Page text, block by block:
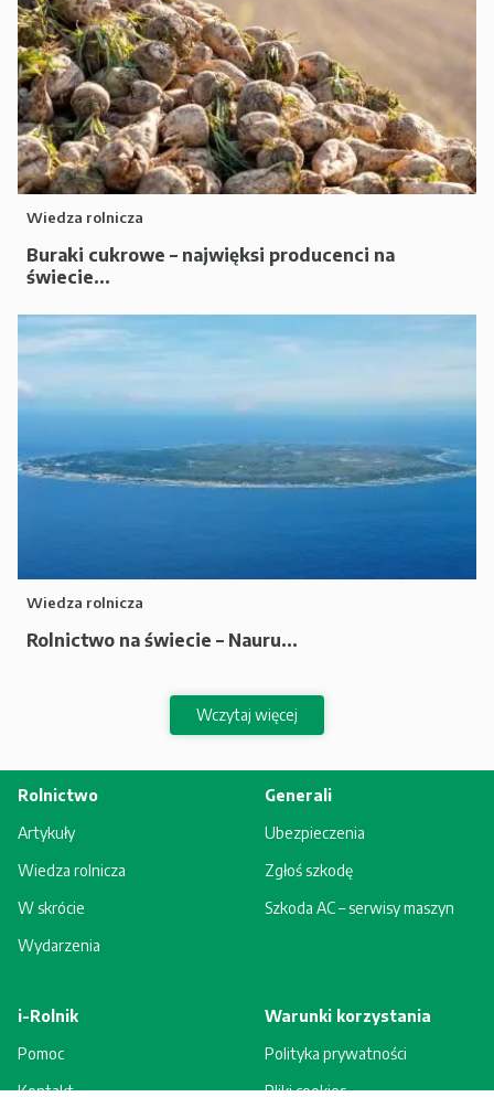
Wiedza rolnicza
Buraki cukrowe – najwięksi producenci na
świecie...
Wiedza rolnicza
Rolnictwo na świecie – Nauru...
Wczytaj więcej
Rolnictwo
Artykuły
Wiedza rolnicza
W skrócie
Wydarzenia
Generali
Ubezpieczenia
Zgłoś szkodę
Szkoda AC – serwisy maszyn
i-Rolnik
Pomoc
Kontakt
Warunki korzystania
Polityka prywatności
Pliki cookies